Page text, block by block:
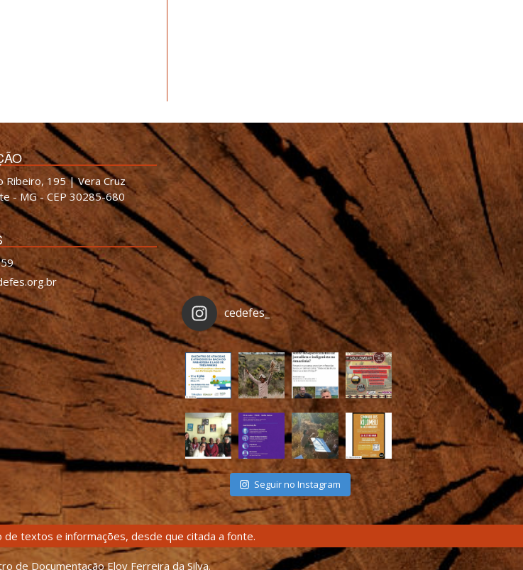
Ribeiro, 195 | Vera Cruz
- MG - CEP 30285-680
cedefes_
Seguir no Instagram
de textos e informações, desde que citada a fonte.
de Documentação Eloy Ferreira da Silva.